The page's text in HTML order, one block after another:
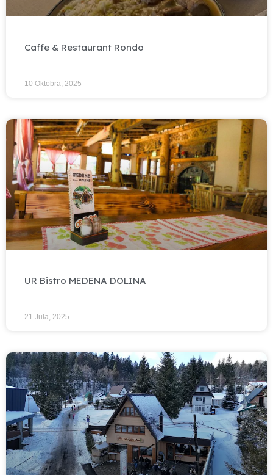
Caffe & Restaurant Rondo
10 Oktobra, 2025
UR Bistro MEDENA DOLINA
21 Jula, 2025